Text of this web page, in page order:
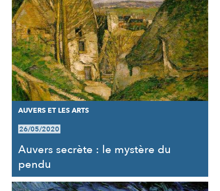
AUVERS ET LES ARTS
26/05/2020
Auvers secrète : le mystère du
pendu